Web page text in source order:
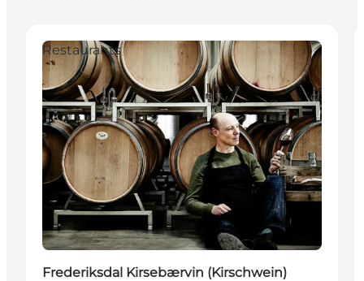
Restaurants
Frederiksdal Kirsebærvin (Kirschwein)